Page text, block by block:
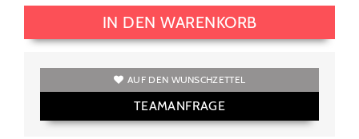
IN DEN WARENKORB
AUF DEN WUNSCHZETTEL
TEAMANFRAGE